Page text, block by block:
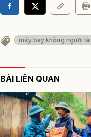
máy bay không người lái
BÀI LIÊN QUAN